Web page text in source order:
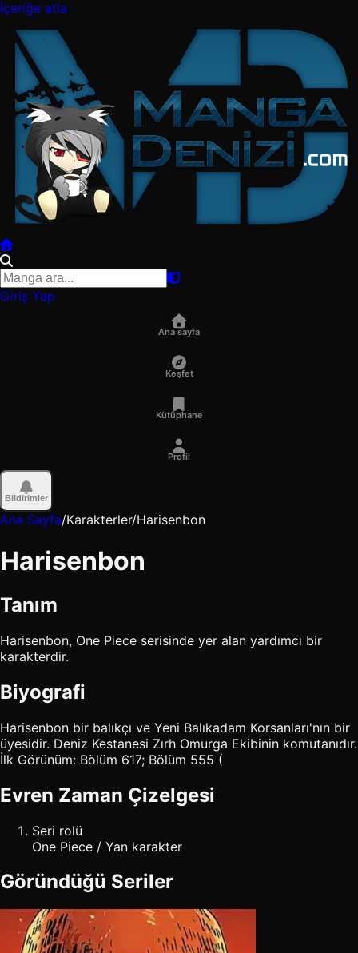
İçeriğe atla
Giriş Yap
Ana sayfa
Keşfet
Kütüphane
Profil
Bildirimler
Ana Sayfa/Karakterler/Harisenbon
Harisenbon
Tanım
Harisenbon, One Piece serisinde yer alan yardımcı bir
karakterdir.
Biyografi
Harisenbon bir balıkçı ve Yeni Balıkadam Korsanları'nın bir
üyesidir. Deniz Kestanesi Zırh Omurga Ekibinin komutanıdır.
İlk Görünüm: Bölüm 617; Bölüm 555 (
Evren Zaman Çizelgesi
Seri rolü
One Piece / Yan karakter
Göründüğü Seriler